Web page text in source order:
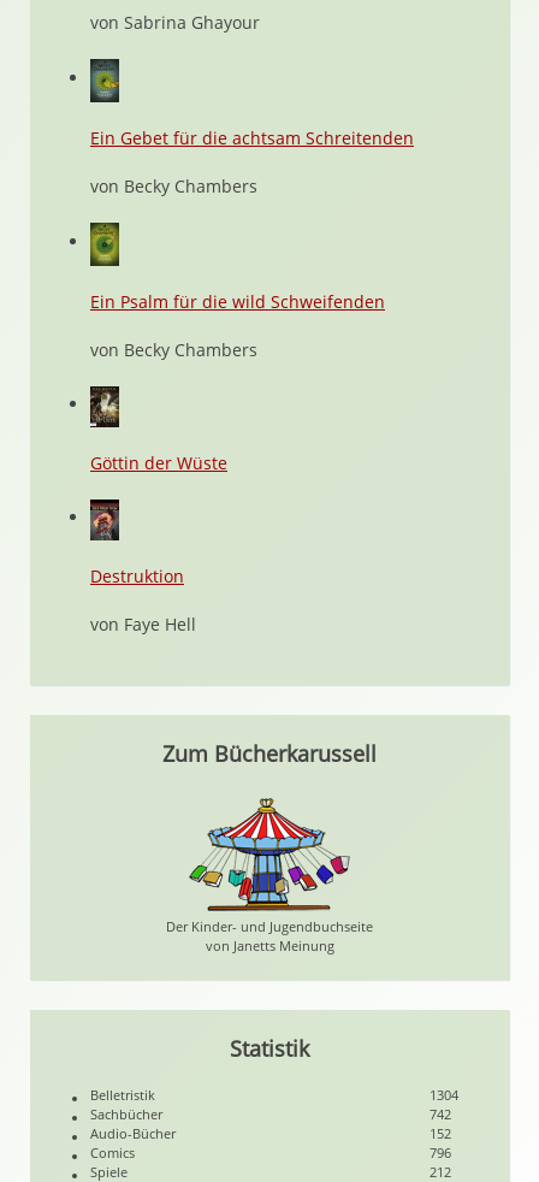
von Sabrina Ghayour
Ein Gebet für die achtsam Schreitenden
von Becky Chambers
Ein Psalm für die wild Schweifenden
von Becky Chambers
Göttin der Wüste
Destruktion
von Faye Hell
Zum Bücherkarussell
Der Kinder- und Jugendbuchseite
von Janetts Meinung
Statistik
Belletristik
1304
Sachbücher
742
Audio-Bücher
152
Comics
796
Spiele
212